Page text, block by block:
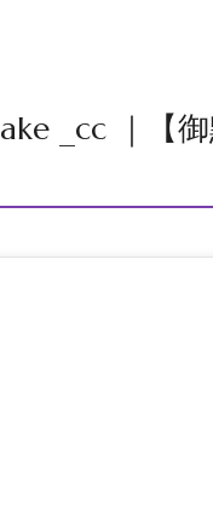
_cc ｜【